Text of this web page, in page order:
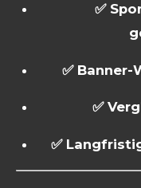
✅
✅
✅
✅